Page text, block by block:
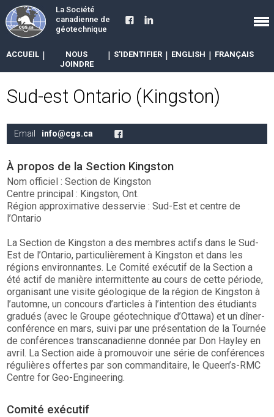
La Société
canadienne de
géotechnique
ACCUEIL |
NOUS
JOINDRE
| S'IDENTIFIER | ENGLISH | FRANÇAIS
Sud-est Ontario (Kingston)
Email info@cgs.ca
À propos de la Section Kingston
Nom officiel : Section de Kingston
Centre principal : Kingston, Ont.
Région approximative desservie : Sud-Est et centre de
l’Ontario
La Section de Kingston a des membres actifs dans le Sud-
Est de l’Ontario, particulièrement à Kingston et dans les
régions environnantes. Le Comité exécutif de la Section a
été actif de manière intermittente au cours de cette période,
organisant une visite géologique de la région de Kingston à
l’automne, un concours d’articles à l’intention des étudiants
gradués (avec le Groupe géotechnique d’Ottawa) et un dîner-
conférence en mars, suivi par une présentation de la Tournée
de conférences transcanadienne donnée par Don Hayley en
avril. La Section aide à promouvoir une série de conférences
régulières offertes par son commanditaire, le Queen’s-RMC
Centre for Geo-Engineering.
Comité exécutif